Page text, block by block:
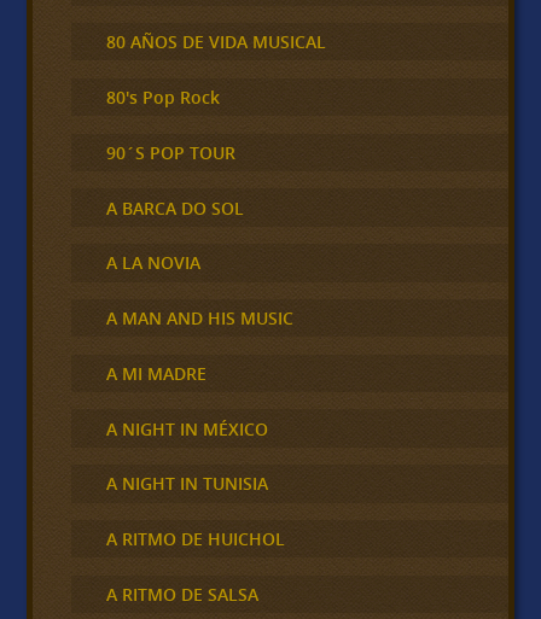
80 AÑOS DE VIDA MUSICAL
80's Pop Rock
90´S POP TOUR
A BARCA DO SOL
A LA NOVIA
A MAN AND HIS MUSIC
A MI MADRE
A NIGHT IN MÉXICO
A NIGHT IN TUNISIA
A RITMO DE HUICHOL
A RITMO DE SALSA